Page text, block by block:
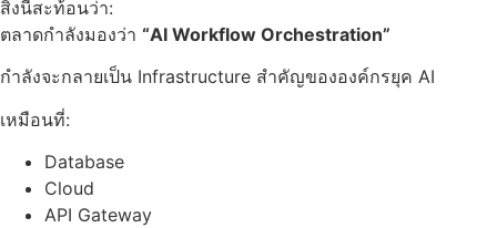
สิ่งนี้สะท้อนว่า:
ตลาดกำลังมองว่า “AI Workflow Orchestration”
กำลังจะกลายเป็น Infrastructure สำคัญขององค์กรยุค AI
เหมือนที่:
Database
Cloud
API Gateway